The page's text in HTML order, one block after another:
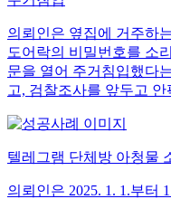
의뢰인은 옆집에 거주하
도어락의 비밀번호를 소
문을 열어 주거침입했다
고, 검찰조사를 앞두고
텔레그램 단체방 아청물
의뢰인은 2025. 1. 1.부터